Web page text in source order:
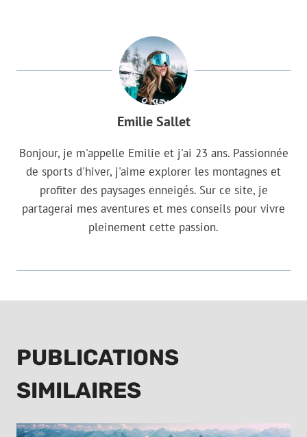
Emilie Sallet
Bonjour, je m'appelle Emilie et j'ai 23 ans. Passionnée
de sports d'hiver, j'aime explorer les montagnes et
profiter des paysages enneigés. Sur ce site, je
partagerai mes aventures et mes conseils pour vivre
pleinement cette passion.
PUBLICATIONS
SIMILAIRES